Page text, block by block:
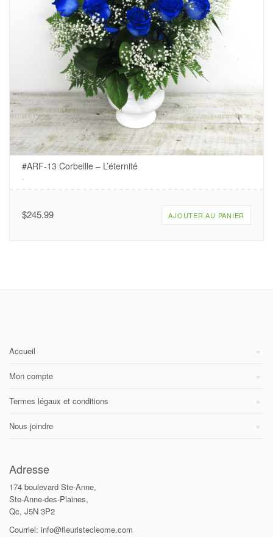
#ARF-13 Corbeille – L’éternité
$245.99 AJOUTER AU PANIER
Accueil
Mon compte
Termes légaux et conditions
Nous joindre
Adresse
174 boulevard Ste-Anne,
Ste-Anne-des-Plaines,
Qc, J5N 3P2
Courriel: info@fleuristecleome.com